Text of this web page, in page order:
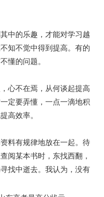
中的乐趣，才能对学习越
知不觉中得到提高。有的
懂的问题。
心不在焉，从何谈起提高
定要弄懂，一点一滴地积
高效率。
料有规律地放在一起。待
阅某本书时，东找西翻，
找中逝去。我认为，没有